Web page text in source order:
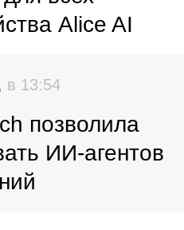
Alice AI
в 13:54
позволила
ИИ-агентов